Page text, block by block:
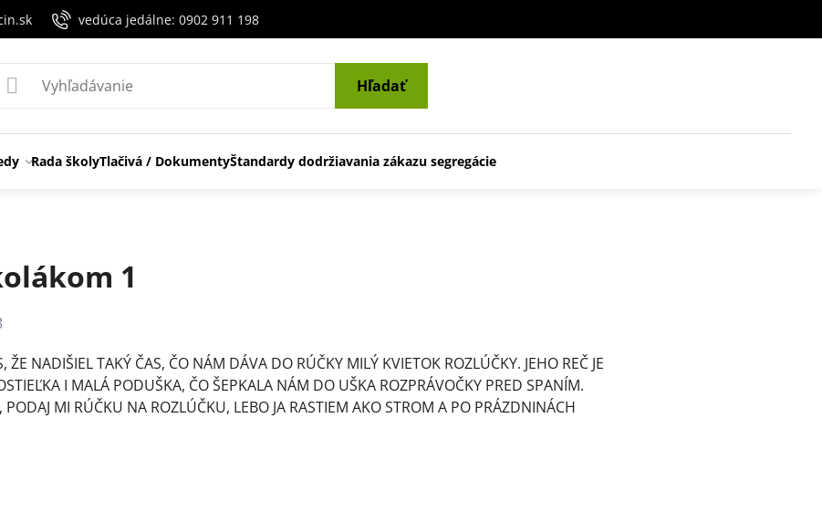
vedúca jedálne: 0902 911 198
Hľadať
Rada školyTlačivá / DokumentyŠtandardy dodržiavania zákazu segregácie
1
ŽE NADIŠIEL TAKÝ ČAS, ČO NÁM DÁVA DO RÚČKY MILÝ KVIETOK ROZLÚČKY. JEHO REČ JE
I MALÁ PODUŠKA, ČO ŠEPKALA NÁM DO UŠKA ROZPRÁVOČKY PRED SPANÍM.
MI RÚČKU NA ROZLÚČKU, LEBO JA RASTIEM AKO STROM A PO PRÁZDNINÁCH